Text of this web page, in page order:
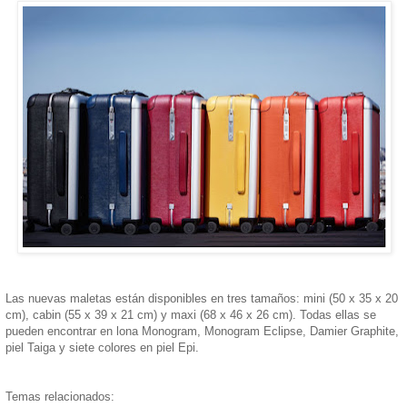
Las nuevas maletas están disponibles en tres tamaños: mini (50 x 35 x 20
cm), cabin (55 x 39 x 21 cm) y maxi (68 x 46 x 26 cm). Todas ellas se
pueden encontrar en lona Monogram, Monogram Eclipse, Damier Graphite,
piel Taiga y siete colores en piel Epi.
Temas relacionados: